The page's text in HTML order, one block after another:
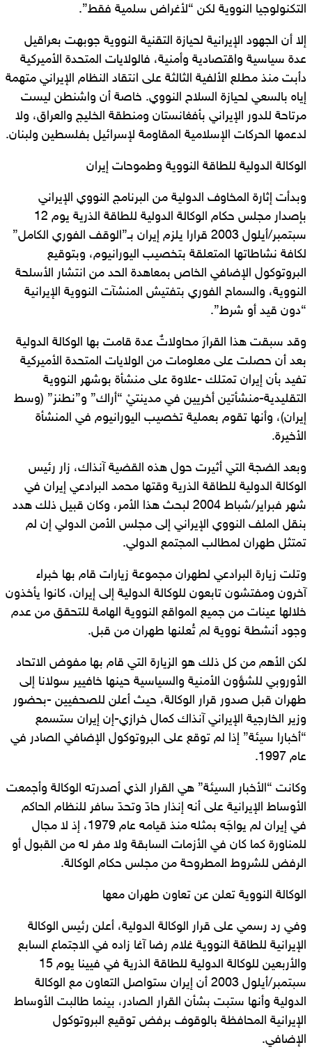
التكنولوجيا النووية لكن “لأغراض سلمية فقط”.
إلا أن الجهود الإيرانية لحيازة التقنية النووية جوبهت بعراقيل
عدة سياسية واقتصادية وأمنية، فالولايات المتحدة الأميركية
دأبت منذ مطلع الألفية الثالثة على انتقاد النظام الإيراني متهمة
إياه بالسعي لحيازة السلاح النووي. خاصة أن واشنطن ليست
مرتاحة للدور الإيراني بأفغانستان ومنطقة الخليج والعراق، ولا
لدعمها الحركات الإسلامية المقاومة لإسرائيل بفلسطين ولبنان.
الوكالة الدولية للطاقة النووية وطموحات إيران
وبدأت إثارة المخاوف الدولية من البرنامج النووي الإيراني
بإصدار مجلس حكام الوكالة الدولية للطاقة الذرية يوم 12
سبتمبر/أيلول 2003 قرارا يلزم إيران بـ”الوقف الفوري الكامل”
لكافة نشاطاتها المتعلقة بتخصيب اليورانيوم، وبتوقيع
البروتوكول الإضافي الخاص بمعاهدة الحد من انتشار الأسلحة
النووية، والسماح الفوري بتفتيش المنشآت النووية الإيرانية
“دون قيد أو شرط”.
وقد سبقت هذا القرارَ محاولاتٌ عدة قامت بها الوكالة الدولية
بعد أن حصلت على معلومات من الولايات المتحدة الأميركية
تفيد بأن إيران تمتلك -علاوة على منشأة بوشهر النووية
التقليدية-منشأتين أخريين في مدينتيْ “أراك” و”نطنز” (وسط
إيران)، وأنها تقوم بعملية تخصيب اليورانيوم في المنشأة
الأخيرة.
وبعد الضجة التي أثيرت حول هذه القضية آنذاك، زار رئيس
الوكالة الدولية للطاقة الذرية وقتها محمد البرادعي إيران في
شهر فبراير/شباط 2004 لبحث هذا الأمر، وكان قبيل ذلك هدد
بنقل الملف النووي الإيراني إلى مجلس الأمن الدولي إن لم
تمتثل طهران لمطالب المجتمع الدولي.
وتلت زيارة البرادعي لطهران مجموعة زيارات قام بها خبراء
آخرون ومفتشون تابعون للوكالة الدولية إلى إيران، كانوا يأخذون
خلالها عينات من جميع المواقع النووية الهامة للتحقق من عدم
وجود أنشطة نووية لم تُعلنها طهران من قبل.
لكن الأهم من كل ذلك هو الزيارة التي قام بها مفوض الاتحاد
الأوروبي للشؤون الأمنية والسياسية حينها خافيير سولانا إلى
طهران قبل صدور قرار الوكالة، حيث أعلن للصحفيين -بحضور
وزير الخارجية الإيراني آنذاك كمال خرازي-إن إيران ستسمع
“أخبارا سيئة” إذا لم توقع على البروتوكول الإضافي الصادر في
عام 1997.
وكانت “الأخبار السيئة” هي القرار الذي أصدرته الوكالة وأجمعت
الأوساط الإيرانية على أنه إنذار حادّ وتحدّ سافر للنظام الحاكم
في إيران لم يواجَه بمثله منذ قيامه عام 1979، إذ لا مجال
للمناورة كما كان في الأزمات السابقة ولا مفر له من القبول أو
الرفض للشروط المطروحة من مجلس حكام الوكالة.
الوكالة النووية تعلن عن تعاون طهران معها
وفي رد رسمي على قرار الوكالة الدولية، أعلن رئيس الوكالة
الإيرانية للطاقة النووية غلام رضا آغا زاده في الاجتماع السابع
والأربعين للوكالة الدولية للطاقة الذرية في فيينا يوم 15
سبتمبر/أيلول 2003 أن إيران ستواصل التعاون مع الوكالة
الدولية وأنها ستبت بشأن القرار الصادر، بينما طالبت الأوساط
الإيرانية المحافظة بالوقوف برفض توقيع البروتوكول
الإضافي.